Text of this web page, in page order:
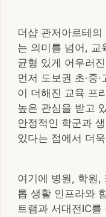
더샵 관저아르테
는 의미를 넘어, 교
균형 있게 어우러
먼저 도보권 초·중
이 더해진 교육 프
높은 관심을 받고
안정적인 학군과
있다는 점에서 더
여기에 병원, 학원,
톱 생활 인프라와
트램과 서대전IC를